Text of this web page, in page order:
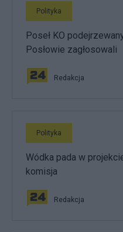
Polityka
Poseł KO
Posłowie zagłosowali
Redakcja
Polityka
Wódka pada w
komisja
Redakcja